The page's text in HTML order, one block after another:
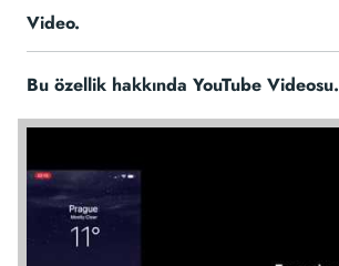
Video.
Bu özellik hakkında YouTube Videosu.